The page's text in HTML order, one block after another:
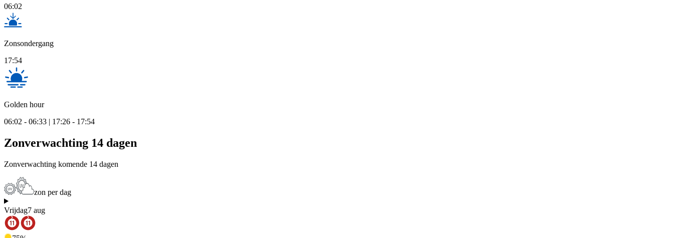
06:02
Zonsondergang
17:54
Golden hour
06:02 - 06:33 | 17:26 - 17:54
Zonverwachting 14 dagen
Zonverwachting komende 14 dagen
zon per dag
Vrijdag7 aug